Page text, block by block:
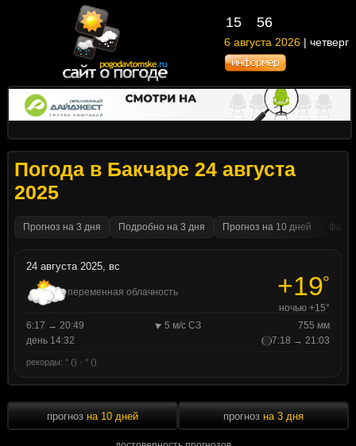
15 56
6 августа 2026 | четверг
Погода в Бакчаре 24 августа
2025
Прогноз на 3 дня Подробно на 3 дня Прогноз на 10 дней
24 августа 2025, вс
переменная облачность +19°
ночью +15°
6:17 → 20:49
5 м/с СЗ
755 мм
день 14:32
7:18 → 21:03
рекорды: ° () · ° ()
прогноз на 10 дней прогноз на 3 дня